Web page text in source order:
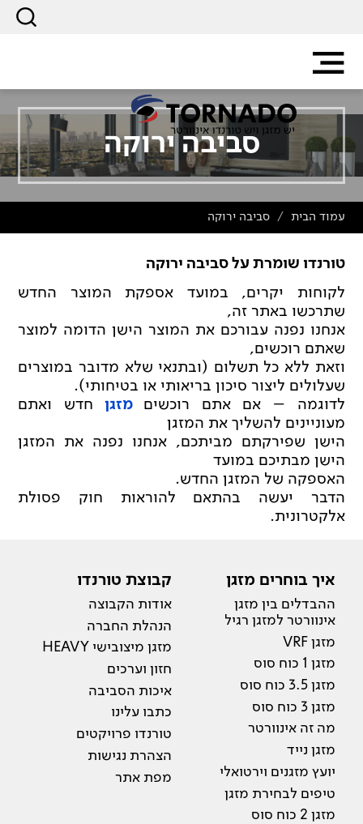
סביבה ירוקה
עמוד הבית / סביבה ירוקה
טורנדו שומרת על סביבה ירוקה
לקוחות יקרים, במועד אספקת המוצר החדש
שתרכשו באתר זה,
אנחנו נפנה עבורכם את המוצר הישן הדומה למוצר
שאתם רוכשים,
וזאת ללא כל תשלום (ובתנאי שלא מדובר במוצרים
שעלולים ליצור סיכון בריאותי או בטיחותי).
לדוגמה – אם אתם רוכשים מזגן
חדש ואתם
מעוניינים להשליך את המזגן
הישן שפירקתם מביתכם, אנחנו נפנה את המזגן
הישן מבתיכם במועד
האספקה של המזגן החדש.
הדבר יעשה בהתאם להוראות חוק פסולת
אלקטרונית.
איך בוחרים מזגן
ההבדלים בין מזגן
אינוורטר למזגן רגיל
מזגן VRF
מזגן 1 כוח סוס
מזגן 3.5 כוח סוס
מזגן 3 כוח סוס
מה זה אינוורטר
מזגן נייד
יועץ מזגנים וירטואלי
טיפים לבחירת מזגן
מזגן 2 כוח סוס
קבוצת טורנדו
אודות הקבוצה
הנהלת החברה
מזגן מיצובישי HEAVY
חזון וערכים
איכות הסביבה
כתבו עלינו
טורנדו פרויקטים
הצהרת נגישות
מפת אתר